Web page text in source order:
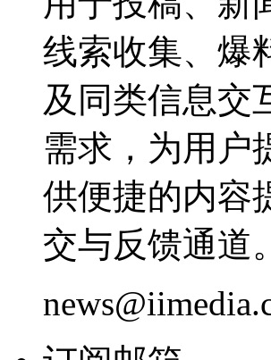
线索收集、爆
及同类信息交
需求，为用户
供便捷的内容
交与反馈通道。